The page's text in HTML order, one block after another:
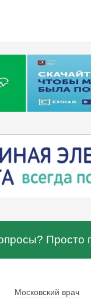
Просто
Московский врач